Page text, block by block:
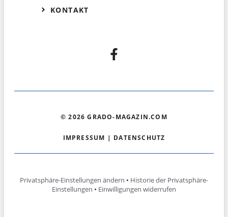
KONTAKT
© 2026 GRADO-MAGAZIN.COM
IMPRESSUM | DATENSCHUTZ
Privatsphäre-Einstellungen ändern • Historie der Privatsphäre-
Einstellungen • Einwilligungen widerrufen